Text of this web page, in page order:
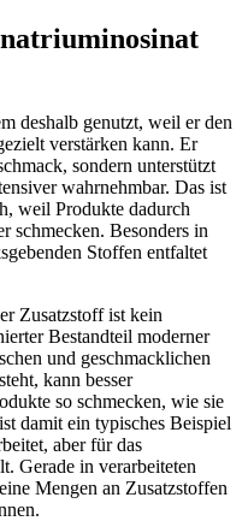
deshalb genutzt, weil er den
verstärken kann. Er
sondern unterstützt
wahrnehmbar. Das ist
weil Produkte dadurch
schmecken. Besonders in
Stoffen entfaltet
Zusatzstoff ist kein
Bestandteil moderner
und geschmacklichen
kann besser
so schmecken, wie sie
damit ein typisches Beispiel
aber für das
Gerade in verarbeiteten
Mengen an Zusatzstoffen